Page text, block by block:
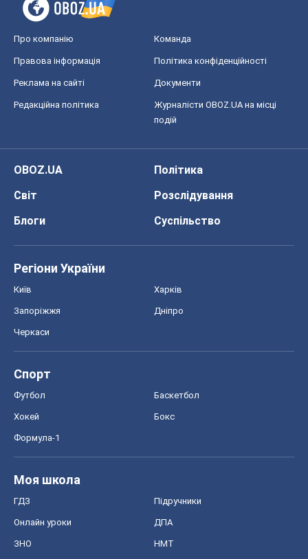
Про компанію Команда
Правова інформація Політика конфіденційності
Реклама на сайті Документи
Редакційна політика
Журналісти OBOZ.UA на місці
подій
OBOZ.UA
Політика
Світ
Розслідування
Блоги
Суспільство
Регіони України
Київ Харків
Запоріжжя Дніпро
Черкаси
Спорт
Футбол Баскетбол
Хокей Бокс
Формула-1
Моя школа
ГДЗ Підручники
Онлайн уроки ДПА
ЗНО НМТ